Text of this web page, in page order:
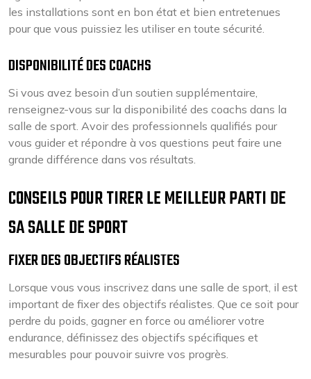
les installations sont en bon état et bien entretenues
pour que vous puissiez les utiliser en toute sécurité.
DISPONIBILITÉ DES COACHS
Si vous avez besoin d’un soutien supplémentaire,
renseignez-vous sur la disponibilité des coachs dans la
salle de sport. Avoir des professionnels qualifiés pour
vous guider et répondre à vos questions peut faire une
grande différence dans vos résultats.
CONSEILS POUR TIRER LE MEILLEUR PARTI DE
SA SALLE DE SPORT
FIXER DES OBJECTIFS RÉALISTES
Lorsque vous vous inscrivez dans une salle de sport, il est
important de fixer des objectifs réalistes. Que ce soit pour
perdre du poids, gagner en force ou améliorer votre
endurance, définissez des objectifs spécifiques et
mesurables pour pouvoir suivre vos progrès.